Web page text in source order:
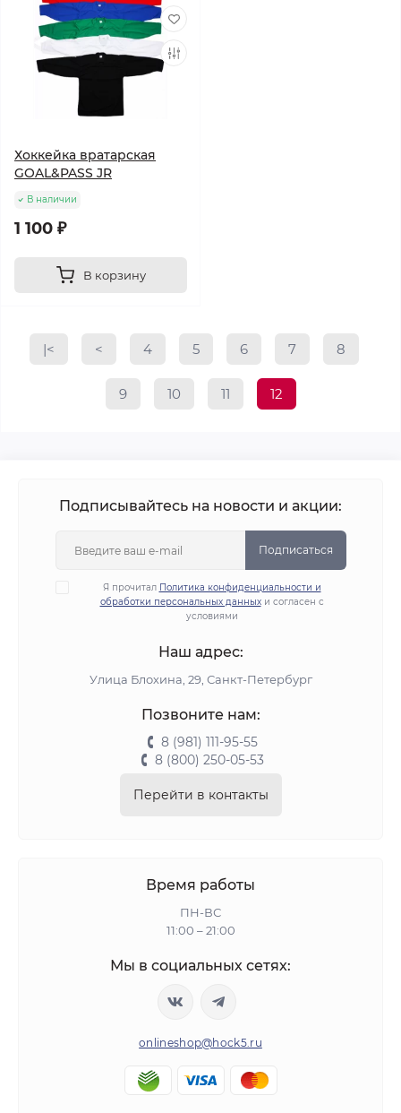
Хоккейка вратарская
GOAL&PASS JR
В наличии
1 100 ₽
В корзину
|< < 4 5 6 7 8
9 10 11 12
Подписывайтесь на новости и акции:
Подписаться
Я прочитал Политика конфиденциальности и
обработки персональных данныхи согласен с
условиями
Наш адрес:
Улица Блохина, 29, Санкт-Петербург
Позвоните нам:
8 (981) 111-95-55
8 (800) 250-05-53
Перейти в контакты
Время работы
ПН-ВС
11:00 – 21:00
Мы в социальных сетях:
onlineshop@hock5.ru